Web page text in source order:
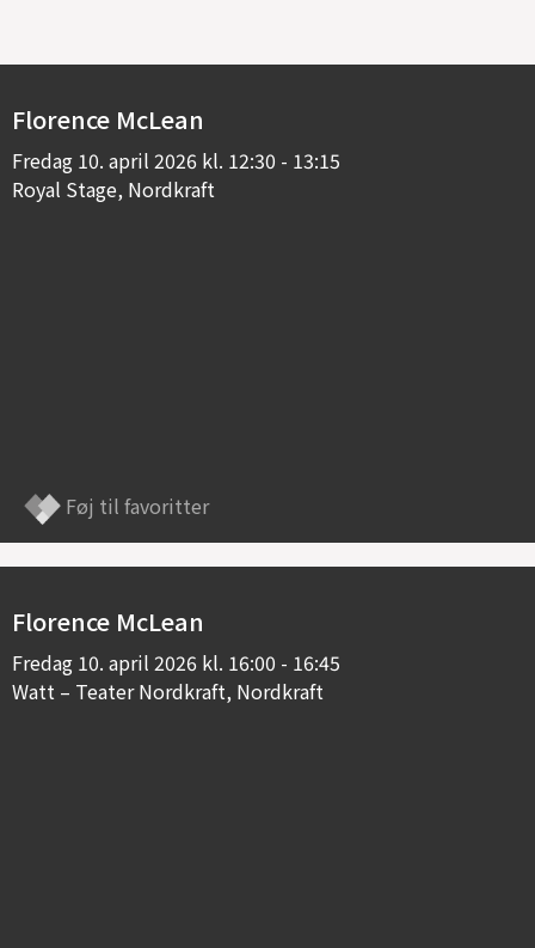
Florence McLean
Fredag 10. april 2026 kl. 12:30 - 13:15
Royal Stage, Nordkraft
Føj til favoritter
Florence McLean
Fredag 10. april 2026 kl. 16:00 - 16:45
Watt – Teater Nordkraft, Nordkraft